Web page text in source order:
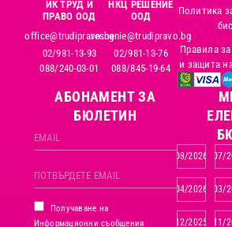
ИК ТРУД И
ПРАВО ООД
office@trudipravo.bg
02/981-13-93
088/240-03-01
НКЦ РЕШЕНИЕ
ООД
reshenie@trudipravo.bg
02/981-13-76
088/845-19-64
Политика
Правила
и защита
АБОНАМЕНТ ЗА
БЮЛЕТИН
Получаване на
Информационни съобщения
08/2026 07/
04/2026 03/
12/2025 11/